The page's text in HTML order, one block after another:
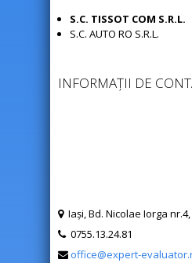
S.C. TISSOT COM S.R.L.
S.C. AUTO RO S.R.L.
INFORMAȚII DE
Iaşi, Bd. Nicolae Iorga
0755.13.24.81
office@expert-